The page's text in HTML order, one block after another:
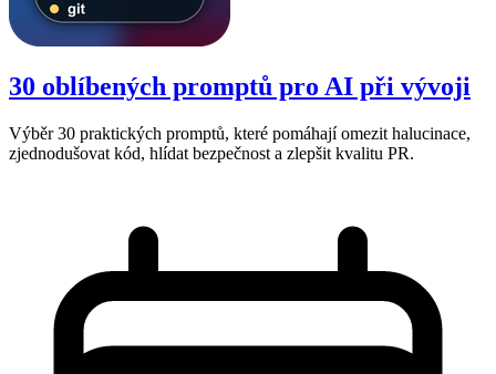
30 oblíbených promptů pro AI při vývoji
Výběr 30 praktických promptů, které pomáhají omezit halucinace,
zjednodušovat kód, hlídat bezpečnost a zlepšit kvalitu PR.